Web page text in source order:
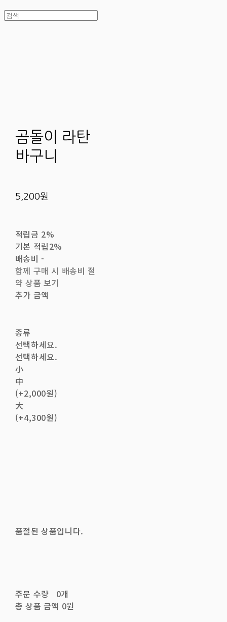
곰돌이 라탄
바구니
5,200원
적립금 2%
기본 적립2%
배송비-
함께 구매 시 배송비 절
약 상품 보기
추가 금액
종류
선택하세요.
선택하세요.
小
中
(+2,000원)
大
(+4,300원)
품절된 상품입니다.
주문 수량
0개
총 상품 금액 0원